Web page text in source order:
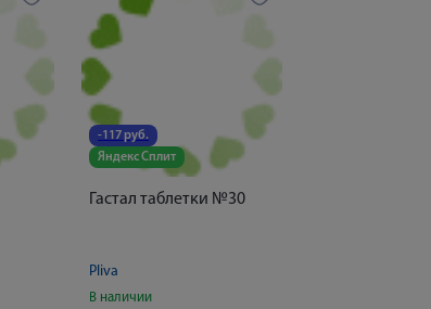
-117 руб.
Яндекс Сплит
Гастал таблетки №30
Pliva
В наличии